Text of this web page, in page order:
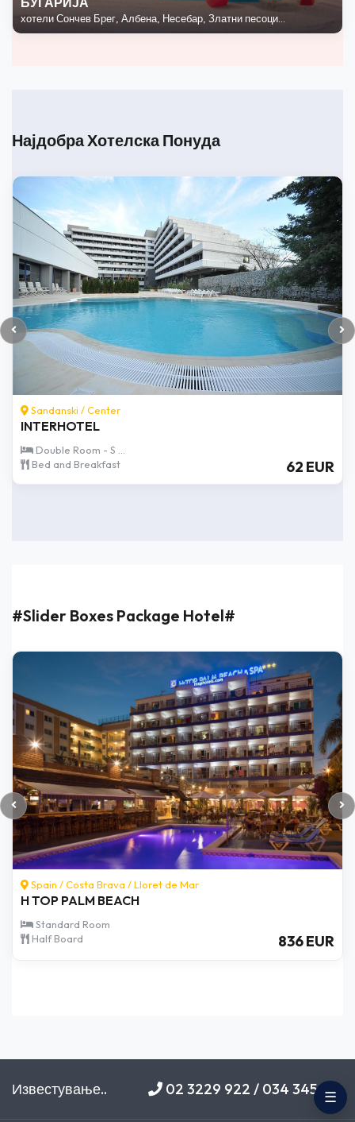
хотели Сончев Брег, Албена, Несебар, Златни песоци...
Најдобра Хотелска Понуда
Bansko/Banya
GRAND HOTEL THERME
Double Deluxe Room
Half Board
294 EUR
#Slider Boxes Package Hotel#
Spain /Costa Brava /Malgrat de Mar
H TOP PLANAMAR
Standard Room
Half Board
836 EUR
Известување.. 02 3229 922 / 034 345 212
☰